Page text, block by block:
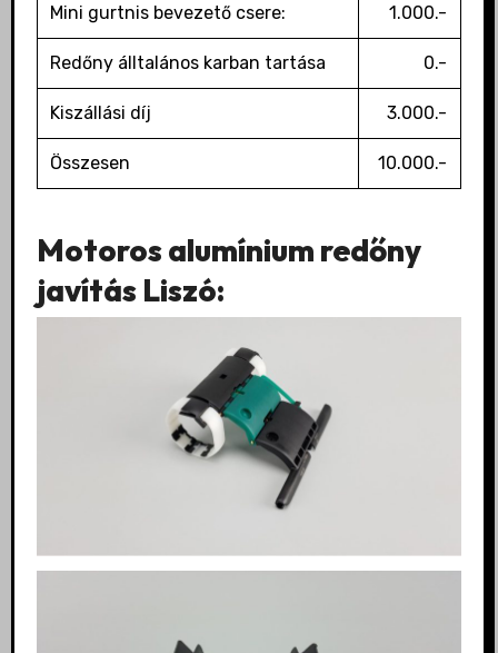
Mini gurtnis bevezető csere: 1.000.-
Redőny álltalános karban tartása 0.-
Kiszállási díj 3.000.-
Összesen 10.000.-
Motoros alumínium redőny
javítás Liszó: